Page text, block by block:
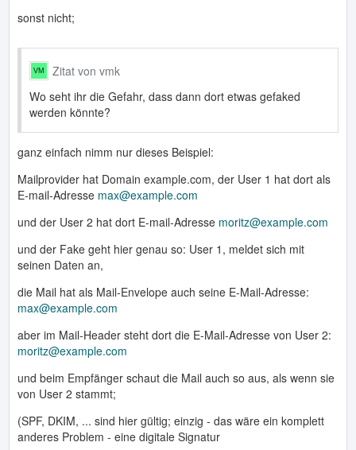
sonst nicht;
Zitat von vmk
Wo seht ihr die Gefahr, dass dann dort etwas gefaked
werden könnte?
ganz einfach nimm nur dieses Beispiel:
Mailprovider hat Domain example.com, der User 1 hat dort als
E-mail-Adresse max@example.com
und der User 2 hat dort E-mail-Adresse moritz@example.com
und der Fake geht hier genau so: User 1, meldet sich mit
seinen Daten an,
die Mail hat als Mail-Envelope auch seine E-Mail-Adresse:
max@example.com
aber im Mail-Header steht dort die E-Mail-Adresse von User 2:
moritz@example.com
und beim Empfänger schaut die Mail auch so aus, als wenn sie
von User 2 stammt;
(SPF, DKIM, ... sind hier gültig; einzig - das wäre ein komplett
anderes Problem - eine digitale Signatur